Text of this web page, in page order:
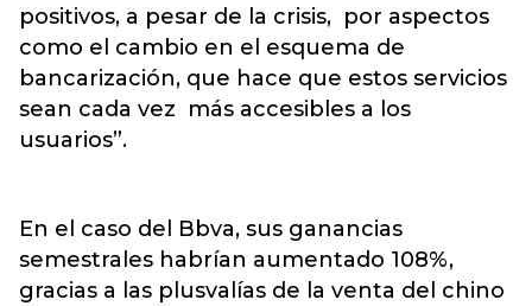
positivos, a pesar de la crisis, por aspectos
como el cambio en el esquema de
bancarización, que hace que estos servicios
sean cada vez más accesibles a los
usuarios”.
En el caso del Bbva, sus ganancias
semestrales habrían aumentado 108%,
gracias a las plusvalías de la venta del chino